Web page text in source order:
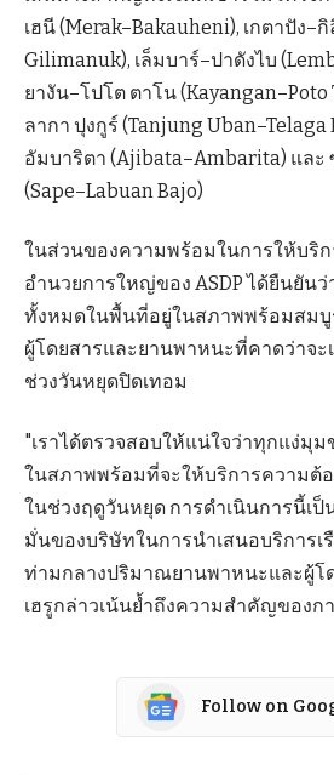
เฮนี (Merak–Bakauheni), เกตาปัง–
Gilimanuk), เล็มบาร์–ปาดังไบ
ยางัน–โปโต ตาโน (Kayangan–Poto
ลากา ปุงกูร์ (Tanjung
อัมบาริตา (Ajibata–Ambarita) และ
(Sape–Labuan Bajo)
ในส่วนของความพร้อมในการให้บริก
อำนวยการใหญ่ของ ASDP ได้ยืนยัน
ทั้งหมดในพื้นที่อยู่ในสภาพพร้อมสม
ผู้โดยสารและยานพาหนะที่คาดว่าจ
ช่วงวันหยุดปิดเทอม
"เราได้ตรวจสอบให้แน่ใจว่าทุกแง่มุ
ในสภาพพร้อมที่จะให้บริการความต้
ในช่วงฤดูวันหยุด การดำเนินการนี้เ
มั่นของบริษัทในการนำเสนอบริการเ
ท่ามกลางปริมาณยานพาหนะและผู้โ
เฮรูกล่าวเน้นย้ำถึงความสำคัญของก
Follow on